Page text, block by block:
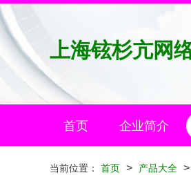
上海铉杉亢网
首页 企业简介
当前位置： 首页 > 产品大全 >